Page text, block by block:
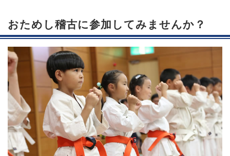
おためし稽古に参加してみませんか？